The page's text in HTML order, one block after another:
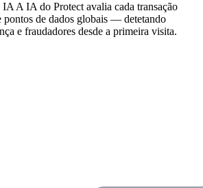
IA A IA do Protect avalia cada transação
pontos de dados globais — detetando
e fraudadores desde a primeira visita.